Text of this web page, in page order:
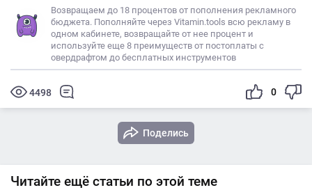
Возвращаем до 18 процентов от пополнения рекламного
бюджета. Пополняйте через Vitamin.tools всю рекламу в
одном кабинете, возвращайте от нее процент и
используйте еще 8 преимуществ от постоплаты с
овердрафтом до бесплатных инструментов
4498 0
Поделись
Читайте ещё статьи по этой теме